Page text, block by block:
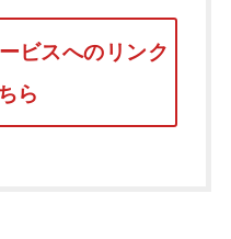
ビスへのリンク
ら